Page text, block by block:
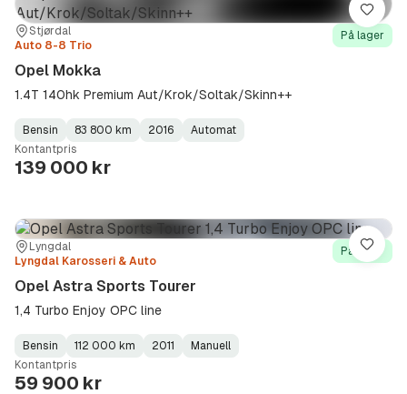
Sted:
Stjørdal
Forhandler:
Auto 8-8 Trio
På lager
Opel Mokka
1.4T 140hk Premium Aut/Krok/Soltak/Skinn++
Fuel
Type:
Bensin
Kilometerstand:
83 800 km
Model
Year:
2016
Gearbox
Type:
Automat
Kontantpris
139 000 kr
Lagre
Sted:Lyngdal
Forhandler:
Lyngdal Karosseri & Auto
På lager
Opel Astra Sports Tourer
1,4 Turbo Enjoy OPC line
Fuel
Type:
Bensin
Kilometerstand :
112 000 km
Model
Year:
2011
Gearbox
Type:
Manuell
Kontantpris
59 900 kr
Lagre